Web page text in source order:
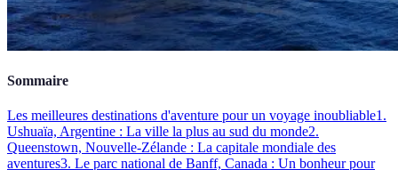
Sommaire
Les meilleures destinations d'aventure pour un voyage inoubliable1.
Ushuaïa, Argentine : La ville la plus au sud du monde2.
Queenstown, Nouvelle-Zélande : La capitale mondiale des
aventures3. Le parc national de Banff, Canada : Un bonheur pour